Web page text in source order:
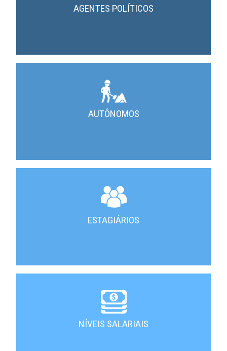
AGENTES POLÍTICOS
AUTÔNOMOS
ESTAGIÁRIOS
NÍVEIS SALARIAIS